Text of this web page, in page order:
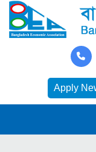
Apply